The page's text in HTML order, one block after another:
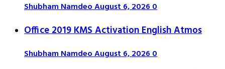
Shubham NamdeoAugust 6, 20260
Office 2019 KMS Activation English Atmos
Shubham NamdeoAugust 6, 20260